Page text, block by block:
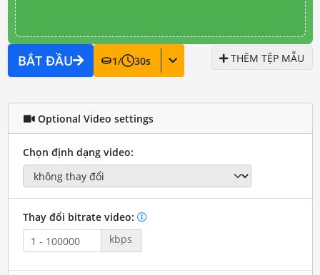
BẮT ĐẦU 1/ 30s THÊM TỆP MẪU
Optional Video settings
Chọn định dạng video:
Thay đổi bitrate video:
kbps